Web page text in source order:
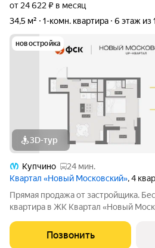
от 24 622 ₽ в месяц
34,5 м²
1-комн. квартира 6 этаж из
новостройка
3D-тур
Купчино
24 мин.
Квартал «Новый Московский», 4
Прямая продажа от застройщика.
квартира в ЖК Квартал «Новый
квартал «Новый Московский» в
комплекс объединит в себе
Позвонить